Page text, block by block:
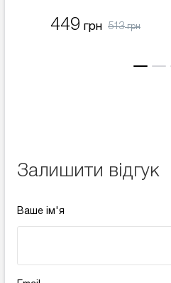
449 грн 513грн
Залишити відгук
Ваше ім'я